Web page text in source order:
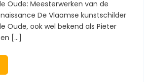
Schilderijen
die
die
de
Renaissance
Oude: Meesterwerken van de
De Vlaamse kunstschilder
Oude, ook wel bekend als Pieter
[...]